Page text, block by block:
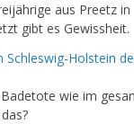
aus Preetz in
gibt es Gewissheit.
Holstein
wie im